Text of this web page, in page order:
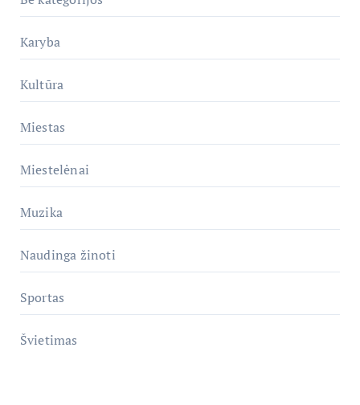
Karyba
Kultūra
Miestas
Miestelėnai
Muzika
Naudinga žinoti
Sportas
Švietimas